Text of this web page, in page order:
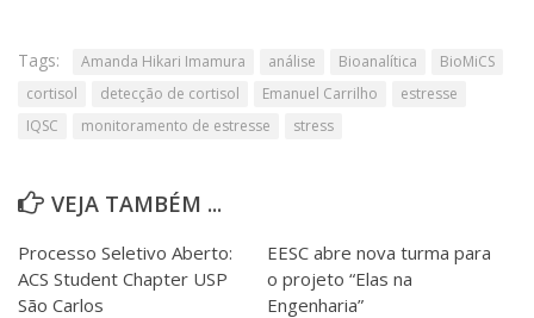
Tags: Amanda Hikari Imamura análise Bioanalítica
BioMiCS
cortisol
detecção de cortisol Emanuel Carrilho
estresse
IQSC
monitoramento de estresse stress
VEJA TAMBÉM ...
Processo Seletivo Aberto:
ACS Student Chapter USP
São Carlos
EESC abre nova turma para
o projeto “Elas na
Engenharia”